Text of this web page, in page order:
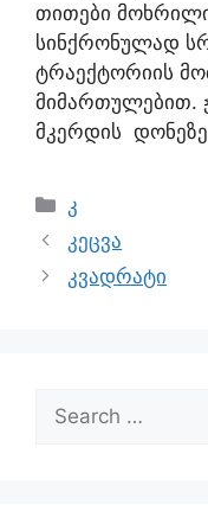
თითები
სინქრონულად
ტრაექტორიის
მიმართულებით.
მკერდის
კ
კეცვა
კვადრატი